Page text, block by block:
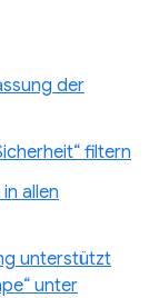
der
filtern
allen
unterstützt
unter